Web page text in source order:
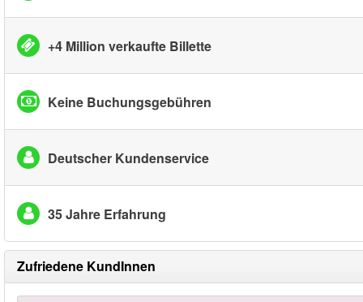
+4 Million verkaufte Billette
Keine Buchungsgebühren
Deutscher Kundenservice
35 Jahre Erfahrung
Zufriedene KundInnen